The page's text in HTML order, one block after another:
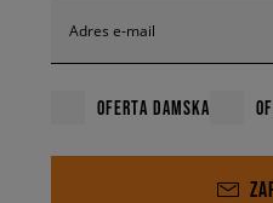
Adres e-mail
OFERTA DAMSKA